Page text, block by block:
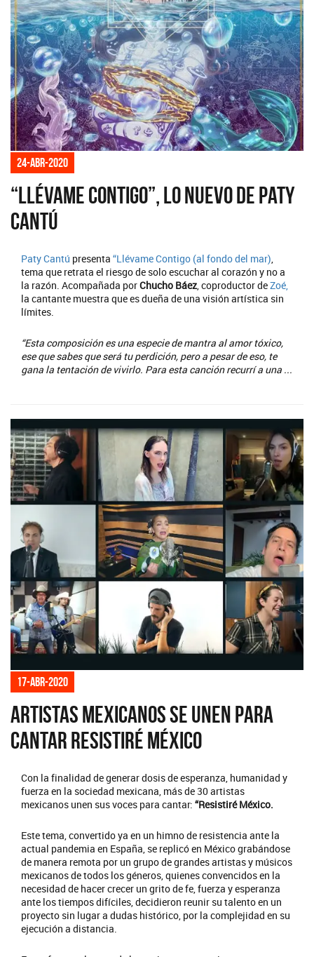
24-abr-2020
“Llévame Contigo”, lo nuevo de Paty
Cantú
Paty Cantú presenta “Llévame Contigo (al fondo del mar),
tema que retrata el riesgo de solo escuchar al corazón y no a
la razón. Acompañada porChucho Báez, coproductor deZoé,
la cantante muestra que es dueña de una visión artística sin
límites.
“Esta composición es una especie de mantra al amor tóxico,
ese que sabes que será tu perdición, pero a pesar de eso, te
gana la tentación de vivirlo. Para esta canción recurrí a una ...
17-abr-2020
Artistas mexicanos se unen para
cantar Resistiré México
Con la finalidad de generar dosis de esperanza, humanidad y
fuerza en la sociedad mexicana, más de 30 artistas
mexicanos unen sus voces para cantar: “Resistiré México.
Este tema, convertido ya en un himno de resistencia ante la
actual pandemia en España, se replicó en México grabándose
de manera remota por un grupo de grandes artistas y músicos
mexicanos de todos los géneros, quienes convencidos en la
necesidad de hacer crecer un grito de fe, fuerza y esperanza
ante los tiempos difíciles, decidieron reunir su talento en un
proyecto sin lugar a dudas histórico, por la complejidad en su
ejecución a distancia.